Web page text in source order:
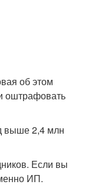
об этом
оштрафовать
выше 2,4 млн
Если вы
ИП.